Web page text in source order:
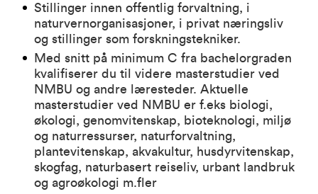
Stillinger innen offentlig forvaltning, i
naturvernorganisasjoner, i privat næringsliv
og stillinger som forskningstekniker.
Med snitt på minimum C fra bachelorgraden
kvalifiserer du til videre masterstudier ved
NMBU og andre læresteder. Aktuelle
masterstudier ved NMBU er f.eks biologi,
økologi, genomvitenskap, bioteknologi, miljø
og naturressurser, naturforvaltning,
plantevitenskap, akvakultur, husdyrvitenskap,
skogfag, naturbasert reiseliv, urbant landbruk
og agroøkologi m.fler